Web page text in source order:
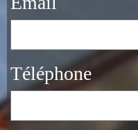
Téléphone